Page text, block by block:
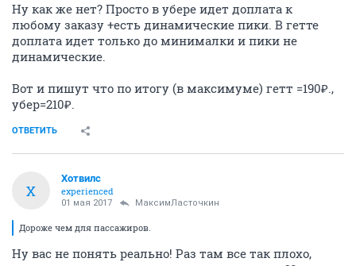
Ну как же нет? Просто в убере идет доплата к
любому заказу +есть динамические пики. В гетте
доплата идет только до минималки и пики не
динамические.
Вот и пишут что по итогу (в максимуме) гетт =190₽.,
убер=210₽.
ОТВЕТИТЬ
Х
Хотвилс
experienced
01 мая 2017 МаксимЛасточкин
Дороже чем для пассажиров.
Ну вас не понять реально! Раз там все так плохо,